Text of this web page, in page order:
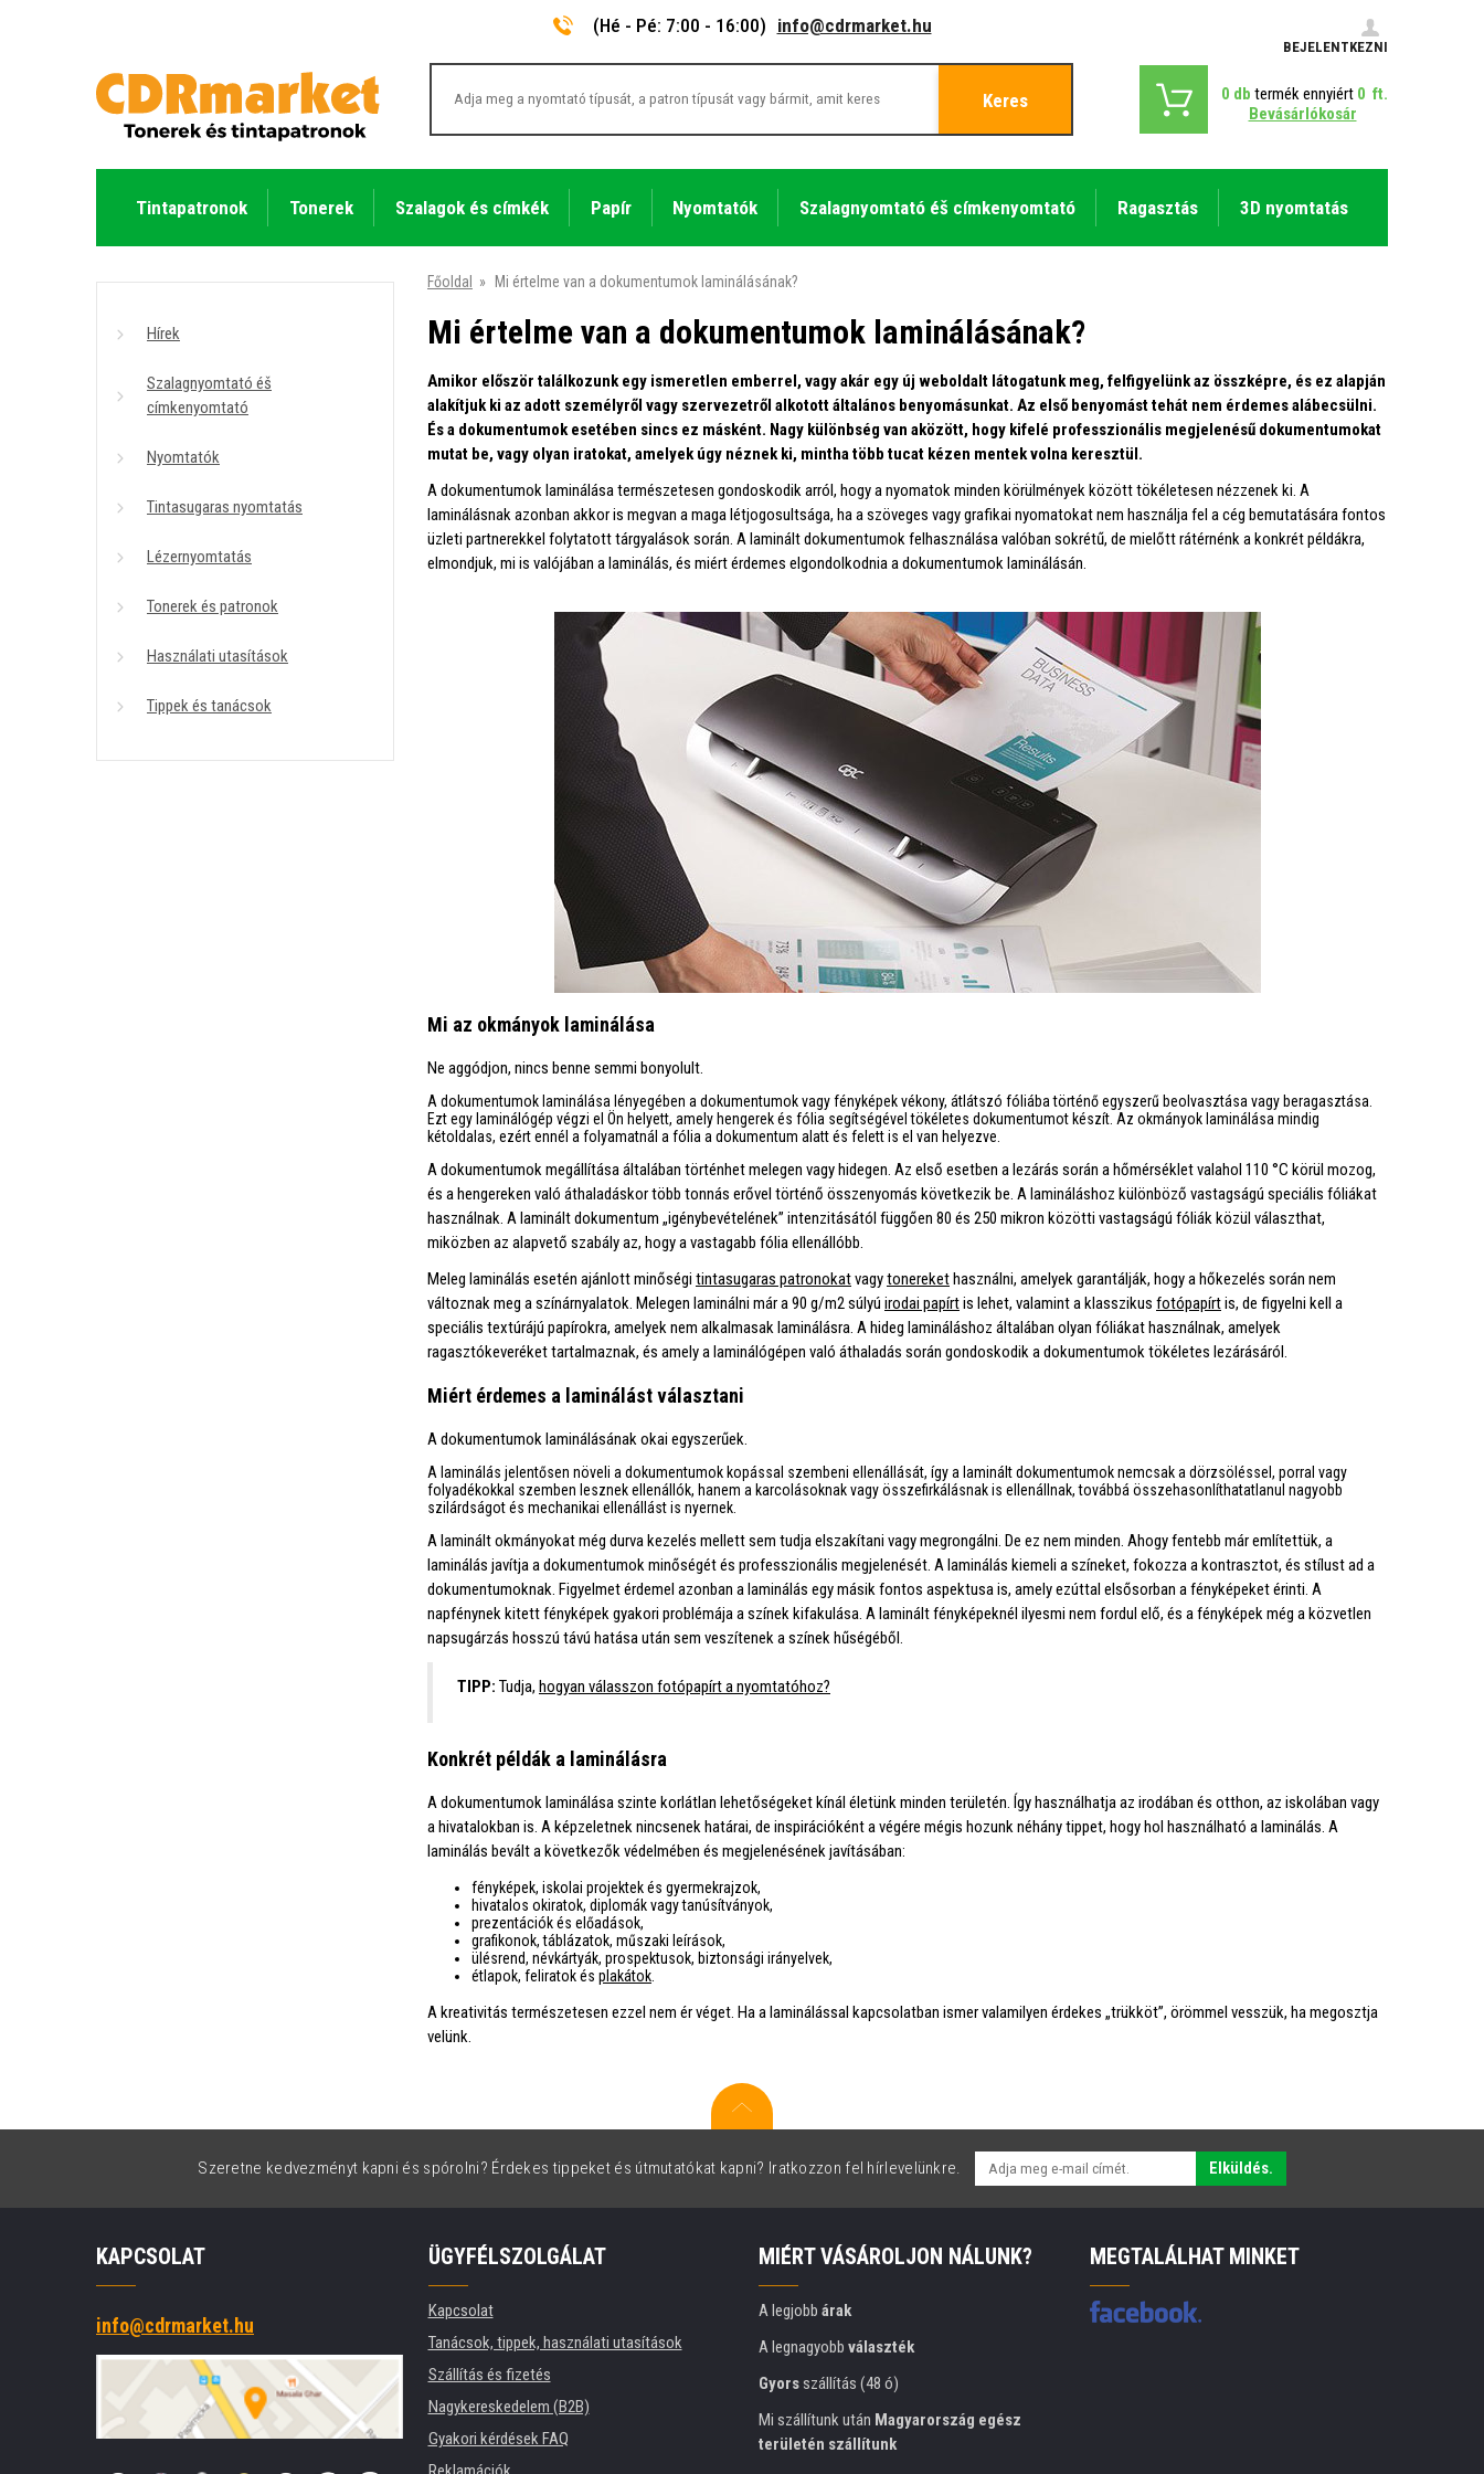
(Hé - Pé: 7:00 - 16:00) info@cdrmarket.hu
BEJELENTKEZNI
Keres 0 db termék ennyiért 0 ft.
Bevásárlókosár
Tintapatronok Tonerek Szalagok és címkék Papír Nyomtatók Szalagnyomtató éš címkenyomtató Ragasztás 3D nyomtatás
Hírek
Szalagnyomtató éš
címkenyomtató
Nyomtatók
Tintasugaras nyomtatás
Lézernyomtatás
Tonerek és patronok
Használati utasítások
Tippek és tanácsok
Főoldal » Mi értelme van a dokumentumok laminálásának?
Mi értelme van a dokumentumok laminálásának?
Amikor először találkozunk egy ismeretlen emberrel, vagy akár egy új weboldalt látogatunk meg, felfigyelünk az összképre, és ez alapján
alakítjuk ki az adott személyről vagy szervezetről alkotott általános benyomásunkat. Az első benyomást tehát nem érdemes alábecsülni.
És a dokumentumok esetében sincs ez másként. Nagy különbség van aközött, hogy kifelé professzionális megjelenésű dokumentumokat
mutat be, vagy olyan iratokat, amelyek úgy néznek ki, mintha több tucat kézen mentek volna keresztül.
A dokumentumok laminálása természetesen gondoskodik arról, hogy a nyomatok minden körülmények között tökéletesen nézzenek ki. A
laminálásnak azonban akkor is megvan a maga létjogosultsága, ha a szöveges vagy grafikai nyomatokat nem használja fel a cég bemutatására fontos
üzleti partnerekkel folytatott tárgyalások során. A laminált dokumentumok felhasználása valóban sokrétű, de mielőtt rátérnénk a konkrét példákra,
elmondjuk, mi is valójában a laminálás, és miért érdemes elgondolkodnia a dokumentumok laminálásán.
Mi az okmányok laminálása
Ne aggódjon, nincs benne semmi bonyolult.
A dokumentumok laminálása lényegében a dokumentumok vagy fényképek vékony, átlátszó fóliába történő egyszerű beolvasztása vagy beragasztása.
Ezt egy laminálógép végzi el Ön helyett, amely hengerek és fólia segítségével tökéletes dokumentumot készít. Az okmányok laminálása mindig
kétoldalas, ezért ennél a folyamatnál a fólia a dokumentum alatt és felett is el van helyezve.
A dokumentumok megállítása általában történhet melegen vagy hidegen. Az első esetben a lezárás során a hőmérséklet valahol 110 °C körül mozog,
és a hengereken való áthaladáskor több tonnás erővel történő összenyomás következik be. A lamináláshoz különböző vastagságú speciális fóliákat
használnak. A laminált dokumentum „igénybevételének” intenzitásától függően 80 és 250 mikron közötti vastagságú fóliák közül választhat,
miközben az alapvető szabály az, hogy a vastagabb fólia ellenállóbb.
Meleg laminálás esetén ajánlott minőségi tintasugaras patronokatvagytonerekethasználni, amelyek garantálják, hogy a hőkezelés során nem
változnak meg a színárnyalatok. Melegen laminálni már a 90 g/m2 súlyú irodai papírtis lehet, valamint a klasszikus fotópapírtis, de figyelni kell a
speciális textúrájú papírokra, amelyek nem alkalmasak laminálásra. A hideg lamináláshoz általában olyan fóliákat használnak, amelyek
ragasztókeveréket tartalmaznak, és amely a laminálógépen való áthaladás során gondoskodik a dokumentumok tökéletes lezárásáról.
Miért érdemes a laminálást választani
A dokumentumok laminálásának okai egyszerűek.
A laminálás jelentősen növeli a dokumentumok kopással szembeni ellenállását, így a laminált dokumentumok nemcsak a dörzsöléssel, porral vagy
folyadékokkal szemben lesznek ellenállók, hanem a karcolásoknak vagy összefirkálásnak is ellenállnak, továbbá összehasonlíthatatlanul nagyobb
szilárdságot és mechanikai ellenállást is nyernek.
A laminált okmányokat még durva kezelés mellett sem tudja elszakítani vagy megrongálni. De ez nem minden. Ahogy fentebb már említettük, a
laminálás javítja a dokumentumok minőségét és professzionális megjelenését. A laminálás kiemeli a színeket, fokozza a kontrasztot, és stílust ad a
dokumentumoknak. Figyelmet érdemel azonban a laminálás egy másik fontos aspektusa is, amely ezúttal elsősorban a fényképeket érinti. A
napfénynek kitett fényképek gyakori problémája a színek kifakulása. A laminált fényképeknél ilyesmi nem fordul elő, és a fényképek még a közvetlen
napsugárzás hosszú távú hatása után sem veszítenek a színek hűségéből.
TIPP: Tudja, hogyan válasszon fotópapírt a nyomtatóhoz?
Konkrét példák a laminálásra
A dokumentumok laminálása szinte korlátlan lehetőségeket kínál életünk minden területén. Így használhatja az irodában és otthon, az iskolában vagy
a hivatalokban is. A képzeletnek nincsenek határai, de inspirációként a végére mégis hozunk néhány tippet, hogy hol használható a laminálás. A
laminálás bevált a következők védelmében és megjelenésének javításában:
fényképek, iskolai projektek és gyermekrajzok,
hivatalos okiratok, diplomák vagy tanúsítványok,
prezentációk és előadások,
grafikonok, táblázatok, műszaki leírások,
ülésrend, névkártyák, prospektusok, biztonsági irányelvek,
étlapok, feliratok és plakátok
A kreativitás természetesen ezzel nem ér véget. Ha a laminálással kapcsolatban ismer valamilyen érdekes „trükköt”, örömmel vesszük, ha megosztja
velünk.
Szeretne kedvezményt kapni és spórolni? Érdekes tippeket és útmutatókat kapni? Iratkozzon fel hírlevelünkre. Elküldés.
KAPCSOLAT
info@cdrmarket.hu
ÜGYFÉLSZOLGÁLAT
Kapcsolat
Tanácsok, tippek, használati utasítások
Szállítás és fizetés
Nagykereskedelem (B2B)
Gyakori kérdések FAQ
MIÉRT VÁSÁROLJON NÁLUNK?
A legjobb árak
A legnagyobb választék
Gyorsszállítás (48 ó)
Mi szállítunk után Magyarország egész
területén szállítunk
MEGTALÁLHAT MINKET